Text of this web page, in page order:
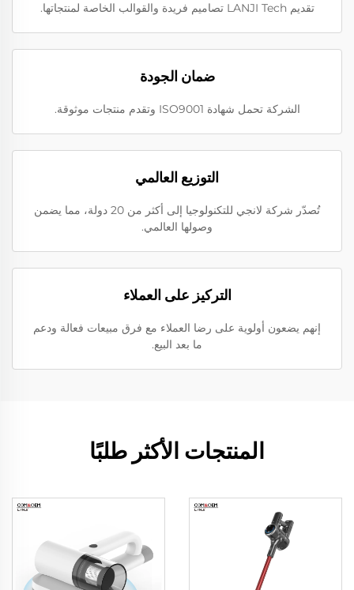
تقديم LANJI Tech تصاميم فريدة والقوالب الخاصة لمنتجاتها.
ضمان الجودة
الشركة تحمل شهادة ISO9001 وتقدم منتجات موثوقة.
التوزيع العالمي
تُصدّر شركة لانجي للتكنولوجيا إلى أكثر من 20 دولة، مما يضمن
وصولها العالمي.
التركيز على العملاء
إنهم يضعون أولوية على رضا العملاء مع فرق مبيعات فعالة ودعم
ما بعد البيع.
المنتجات الأكثر طلبًا